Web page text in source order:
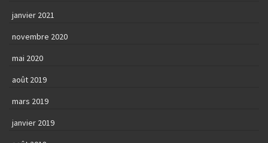
janvier 2021
novembre 2020
mai 2020
août 2019
mars 2019
janvier 2019